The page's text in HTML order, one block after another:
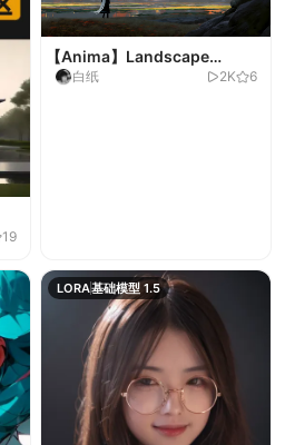
19
【Anima】Landscape
specialization lora-V1
白纸 2K 6
LORA基础模型 1.5